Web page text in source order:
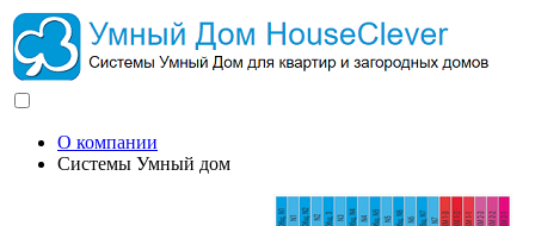
О компании
Системы Умный дом